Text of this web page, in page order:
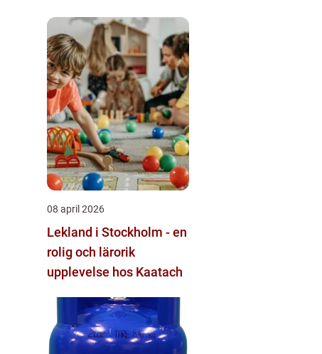
08 april 2026
Lekland i Stockholm - en
rolig och lärorik
upplevelse hos Kaatach